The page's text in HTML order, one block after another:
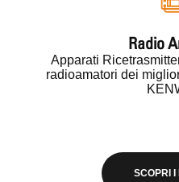
Radio
Apparati
radioamatori dei
SCOPRI I